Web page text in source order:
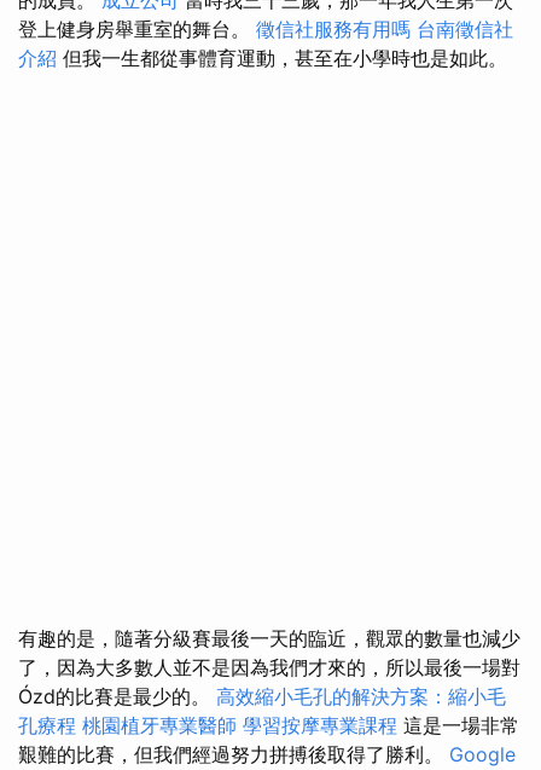
登上健身房舉重室的舞台。 徵信社服務有用嗎 台南徵信社
介紹 但我一生都從事體育運動，甚至在小學時也是如此。
有趣的是，隨著分級賽最後一天的臨近，觀眾的數量也減少
了，因為大多數人並不是因為我們才來的，所以最後一場對
Ózd的比賽是最少的。 高效縮小毛孔的解決方案：縮小毛
孔療程 桃園植牙專業醫師 學習按摩專業課程 這是一場非常
艱難的比賽，但我們經過努力拼搏後取得了勝利。 Google